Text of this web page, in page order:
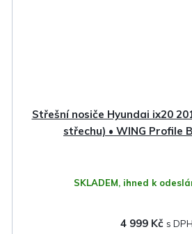
Střešní nosiče Hyundai ix20
střechu) • WING Profile
SKLADEM, ihned k
4 999 Kč